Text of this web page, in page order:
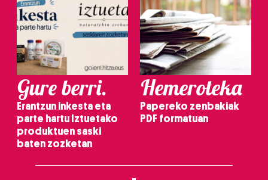
Gure berri.
Erantzun inkesta eta
parte hartu Iztuetako
produktuen saski
baten zozketan
Hemeroteka
Papereko zenbakiak
PDF formatuan